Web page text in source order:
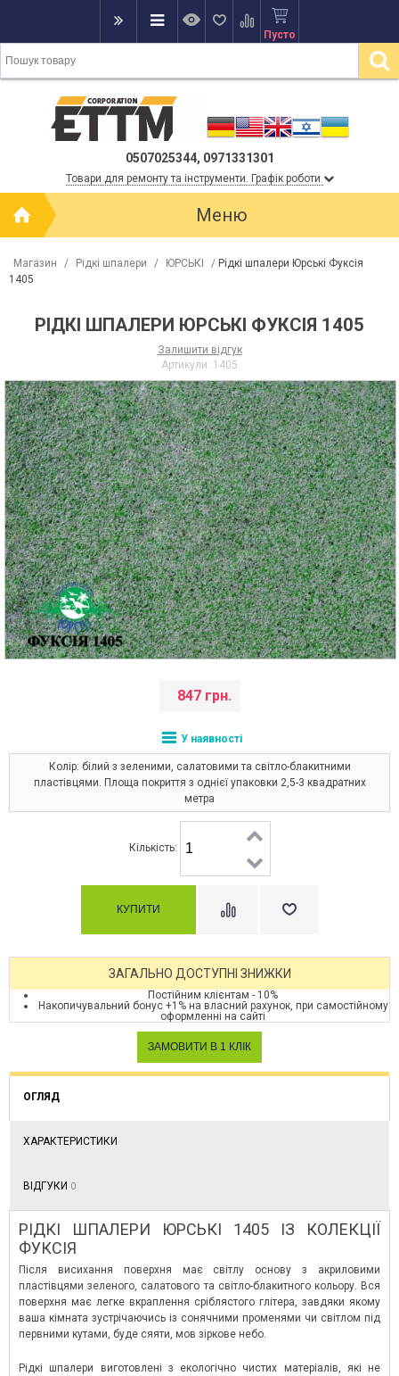
Пусто
0507025344, 0971331301
Товари для ремонту та інструменти. Графік роботи
Меню
Магазин / Рідкі шпалери / ЮРСЬКІ / Рідкі шпалери Юрські Фуксія
1405
РІДКІ ШПАЛЕРИ ЮРСЬКІ ФУКСІЯ 1405
Залишити відгук
Артикули: 1405
847 грн.
У наявності
Колір: білий з зеленими, салатовими та світло-блакитними
пластівцями. Площа покриття з однієї упаковки 2,5-3 квадратних
метра
Кількість:
ЗАГАЛЬНО ДОСТУПНІ ЗНИЖКИ
Постійним клієнтам - 10%
Накопичувальний бонус +1% на власний рахунок, при самостійному
оформленні на сайті
ОГЛЯД
ХАРАКТЕРИСТИКИ
ВІДГУКИ 0
РІДКІ ШПАЛЕРИ ЮРСЬКІ 1405 ІЗ КОЛЕКЦІЇ
ФУКСІЯ
Після висихання поверхня має світлу основу з акриловими
пластівцями зеленого, салатового та світло-блакитного кольору. Вся
поверхня має легке вкраплення сріблястого глітера, завдяки якому
ваша кімната зустрічаючись із сонячними променями чи світлом під
первними кутами, буде сяяти, мов зіркове небо.
Рідкі шпалери виготовлені з екологічно чистих матеріалів, які не